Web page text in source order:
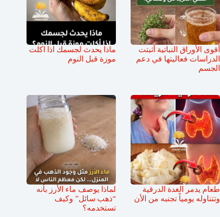
أقوى الأوراق النباتية أثبتت
الدراسات فعاليتها في دعم
الجسم
ماذا يحدث لجسمك اذا اكلت
موزة قبل النوم
طعام يدمر الغدة الدرقية
وتتناوله يومياً تجنبه من الأن
لماذا يوصف ماء الأرز بأنه
“ذهب سائل” وكيف
تستخدمه؟